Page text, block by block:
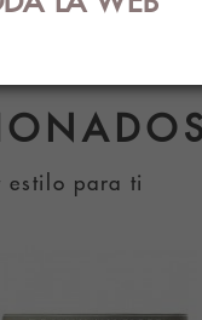
estilo para ti